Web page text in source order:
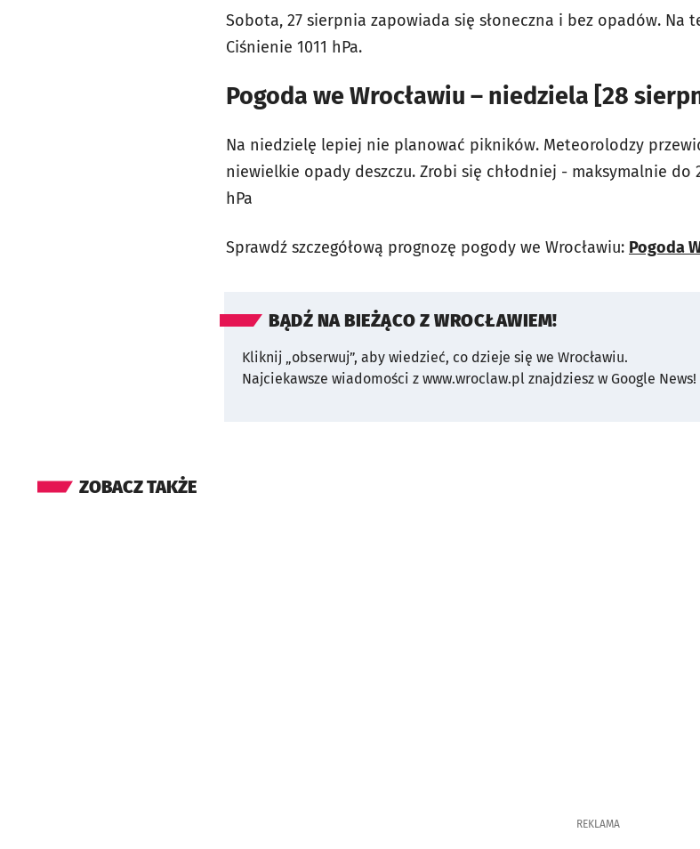
Sobota, 27 sierpnia zapowiada się słoneczna i bez opadów. Na
Ciśnienie 1011 hPa.
Pogoda we Wrocławiu – niedziela [28
Na niedzielę lepiej nie planować pikników. Meteorolodzy
niewielkie opady deszczu. Zrobi się chłodniej - maksymalnie do
hPa
Sprawdź szczegółową prognozę pogody we Wrocławiu: Pogoda
BĄDŹ NA BIEŻĄCO Z WROCŁAWIEM!
Kliknij „obserwuj”, aby wiedzieć, co dzieje się we Wrocławiu.
Najciekawsze wiadomości z www.wroclaw.pl znajdziesz w Google News!
ZOBACZ TAKŻE
REKLAMA